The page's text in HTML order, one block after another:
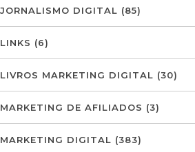
JORNALISMO DIGITAL (85)
LINKS (6)
LIVROS MARKETING DIGITAL (30)
MARKETING DE AFILIADOS (3)
MARKETING DIGITAL (383)